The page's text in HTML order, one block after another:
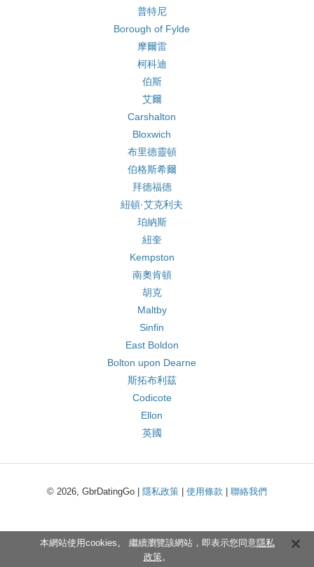
普特尼
Borough of Fylde
摩爾雷
柯科迪
伯斯
艾爾
Carshalton
Bloxwich
布里德靈頓
伯格斯希爾
拜德福德
紐頓·艾克利夫
珀納斯
紐奎
Kempston
南奧肯頓
胡克
Maltby
Sinfin
East Boldon
Bolton upon Dearne
斯拓布利茲
Codicote
Ellon
英國
© 2026, GbrDatingGo | 隱私政策 使用條款 聯絡我們
本網站使用cookies。 繼續瀏覽該網站，即表示您同意隱私
政策。